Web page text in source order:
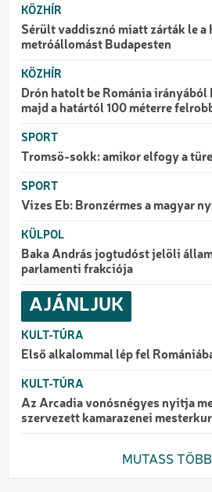
KÖZHÍR
Sérült vaddisznó miatt zárták le a
metróállomást Budapesten
KÖZHÍR
Drón hatolt be Románia
majd a határtól 100 méterre
SPORT
Tromsö-sokk: amikor elfogy a
SPORT
Vizes Eb: Bronzérmes a magyar
KÜLPOL
Baka András jogtudóst jelöli
parlamenti frakciója
AJÁNLJUK
KULT-TÚRA
Első alkalommal lép fel
KULT-TÚRA
Az Arcadia vonósnégyes nyitja
szervezett kamarazenei
MUTASS